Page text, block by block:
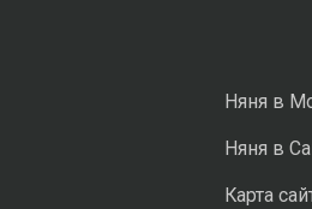
Няня в
Няня в
Карта